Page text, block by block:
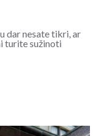
dar nesate tikri, ar
turite sužinoti